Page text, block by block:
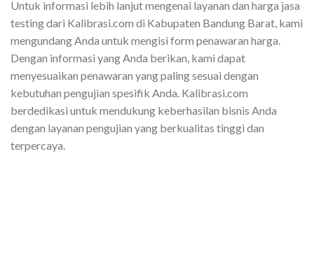
Untuk informasi lebih lanjut mengenai layanan dan harga jasa
testing dari Kalibrasi.com di Kabupaten Bandung Barat, kami
mengundang Anda untuk mengisi form penawaran harga.
Dengan informasi yang Anda berikan, kami dapat
menyesuaikan penawaran yang paling sesuai dengan
kebutuhan pengujian spesifik Anda. Kalibrasi.com
berdedikasi untuk mendukung keberhasilan bisnis Anda
dengan layanan pengujian yang berkualitas tinggi dan
terpercaya.